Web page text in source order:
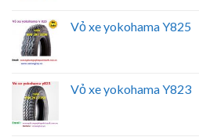
Vỏ xe yokohama Y825
Vỏ xe yokohama Y823